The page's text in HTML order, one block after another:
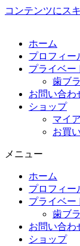
コンテンツにス
ホーム
プロフィー
プライベー
歯ブ
お問い合わ
ショップ
マイ
お買
メニュー
ホーム
プロフィー
プライベー
歯ブ
お問い合わ
ショップ